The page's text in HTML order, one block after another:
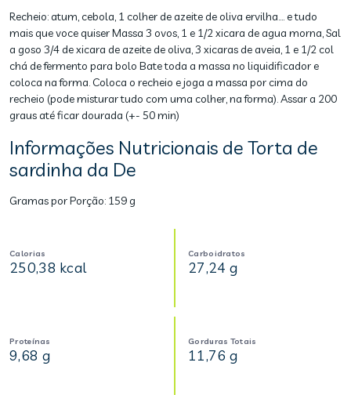
Recheio: atum, cebola, 1 colher de azeite de oliva ervilha.... e tudo
mais que voce quiser Massa 3 ovos, 1 e 1/2 xicara de agua morna, Sal
a goso 3/4 de xicara de azeite de oliva, 3 xicaras de aveia, 1 e 1/2 col
chá de fermento para bolo Bate toda a massa no liquidificador e
coloca na forma. Coloca o recheio e joga a massa por cima do
recheio (pode misturar tudo com uma colher, na forma). Assar a 200
graus até ficar dourada (+- 50 min)
Informações Nutricionais de Torta de
sardinha da De
Gramas por Porção: 159 g
Calorias
250,38 kcal
Carboidratos
27,24 g
Proteínas
9,68 g
Gorduras Totais
11,76 g